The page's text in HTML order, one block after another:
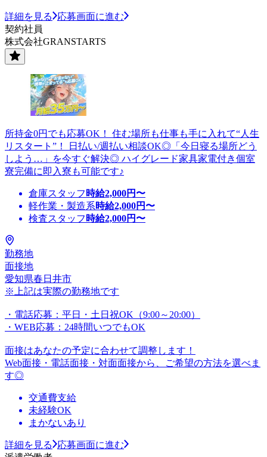
詳細を見る
応募画面に進む
契約社員
株式会社GRANSTARTS
所持金0円でも応募OK！ 住む場所も仕事も手に入れて“人生
リスタート”！ 日払い/週払い相談OK◎「今日寝る場所どう
しよう…」を今すぐ解決◎ ハイグレード家具家電付き個室
寮完備に即入寮も可能です♪
倉庫スタッフ 時給2,000円〜
軽作業・製造系時給2,000円〜
検査スタッフ 時給2,000円〜
勤務地
面接地
愛知県春日井市
※上記は実際の勤務地です
・電話応募：平日・土日祝OK（9:00～20:00）
・WEB応募：24時間いつでもOK
面接はあなたの予定に合わせて調整します！
Web面接・電話面接・対面面接から、ご希望の方法を選べま
す◎
交通費支給
未経験OK
まかないあり
詳細を見る
応募画面に進む